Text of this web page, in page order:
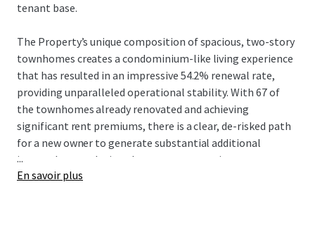
tenant base.
The Property’s unique composition of spacious, two-story
townhomes creates a condominium-like living experience
that has resulted in an impressive 54.2% renewal rate,
providing unparalleled operational stability. With 67 of
the townhomes already renovated and achieving
significant rent premiums, there is a clear, de-risked path
for a new owner to generate substantial additional
income by completing the proven renovation program.
...
En savoir plus